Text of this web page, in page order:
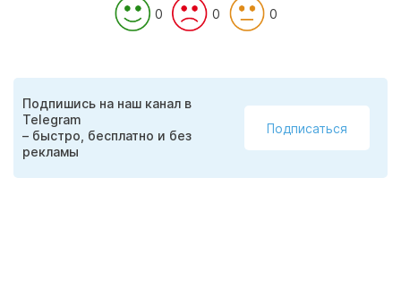
0 0 0
Подпишись на наш канал в
Telegram
– быстро, бесплатно и без
рекламы
Подписаться